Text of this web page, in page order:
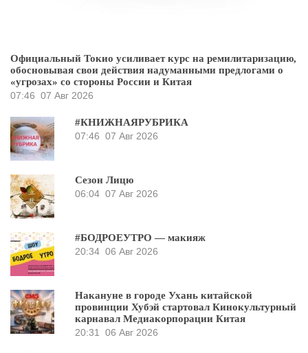
Официальный Токио усиливает курс на ремилитаризацию,
обосновывая свои действия надуманными предлогами о
«угрозах» со стороны России и Китая
07:46 07 Авг 2026
#КНИЖНАЯРУБРИКА
07:46 07 Авг 2026
Сезон Лицю
06:04 07 Авг 2026
#БОДРОЕУТРО — макияж
20:34 06 Авг 2026
Накануне в городе Ухань китайской
провинции Хубэй стартовал Кинокультурный
карнавал Медиакорпорации Китая
20:31
06 Авг 2026